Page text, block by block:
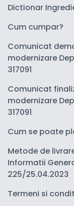
Dictionar
Cum cumpar?
Comunicat
modernizare
317091
Comunicat
modernizare
317091
Cum se poate
Metode de
Informatii
225/25.04.2023
Termeni si